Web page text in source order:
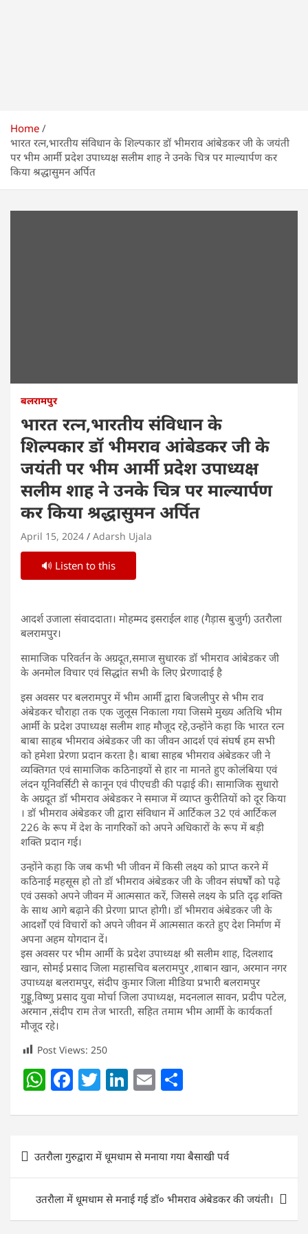
Home
भारत रत्न,भारतीय संविधान के शिल्पकार डॉ भीमराव आंबेडकर जी के जयंती
पर भीम आर्मी प्रदेश उपाध्यक्ष सलीम शाह ने उनके चित्र पर माल्यार्पण कर
किया श्रद्धासुमन अर्पित
बलरामपुर
भारत रत्न,भारतीय संविधान के
शिल्पकार डॉ भीमराव आंबेडकर जी के
जयंती पर भीम आर्मी प्रदेश उपाध्यक्ष
सलीम शाह ने उनके चित्र पर माल्यार्पण
कर किया श्रद्धासुमन अर्पित
April 15, 2024 Adarsh Ujala
🔊 Listen to this
आदर्श उजाला संवाददाता। मोहम्मद इसराईल शाह (गैड़ास बुजुर्ग) उतरौला
बलरामपुर।
सामाजिक परिवर्तन के अग्रदूत,समाज सुधारक डॉ भीमराव आंबेडकर जी
के अनमोल विचार एवं सिद्धांत सभी के लिए प्रेरणादाई है
इस अवसर पर बलरामपुर में भीम आर्मी द्वारा बिजलीपुर से भीम राव
अंबेडकर चौराहा तक एक जुलूस निकाला गया जिसमे मुख्य अतिथि भीम
आर्मी के प्रदेश उपाध्यक्ष सलीम शाह मौजूद रहे,उन्होंने कहा कि भारत रत्न
बाबा साहब भीमराव अंबेडकर जी का जीवन आदर्श एवं संघर्ष हम सभी
को हमेशा प्रेरणा प्रदान करता है। बाबा साहब भीमराव अंबेडकर जी ने
व्यक्तिगत एवं सामाजिक कठिनाइयों से हार ना मानते हुए कोलंबिया एवं
लंदन यूनिवर्सिटी से कानून एवं पीएचडी की पढ़ाई की। सामाजिक सुधारो
के अग्रदूत डॉ भीमराव अंबेडकर ने समाज में व्याप्त कुरीतियों को दूर किया
। डॉ भीमराव अंबेडकर जी द्वारा संविधान में आर्टिकल 32 एवं आर्टिकल
226 के रूप में देश के नागरिकों को अपने अधिकारों के रूप में बड़ी
शक्ति प्रदान गई।
उन्होंने कहा कि जब कभी भी जीवन में किसी लक्ष्य को प्राप्त करने में
कठिनाई महसूस हो तो डॉ भीमराव अंबेडकर जी के जीवन संघर्षों को पढ़े
एवं उसको अपने जीवन में आत्मसात करें, जिससे लक्ष्य के प्रति दृढ़ शक्ति
के साथ आगे बढ़ाने की प्रेरणा प्राप्त होगी। डॉ भीमराव अंबेडकर जी के
आदर्शों एवं विचारों को अपने जीवन में आत्मसात करते हुए देश निर्माण में
अपना अहम योगदान दें।
इस अवसर पर भीम आर्मी के प्रदेश उपाध्यक्ष श्री सलीम शाह, दिलशाद
खान, सोमई प्रसाद जिला महासचिव बलरामपुर ,शाबान खान, अरमान नगर
उपाध्यक्ष बलरामपुर, संदीप कुमार जिला मीडिया प्रभारी बलरामपुर
गुड्डू,विष्णु प्रसाद युवा मोर्चा जिला उपाध्यक्ष, मदनलाल सावन, प्रदीप पटेल,
अरमान ,संदीप राम तेज भारती, सहित तमाम भीम आर्मी के कार्यकर्ता
मौजूद रहे।
Post Views: 250
W
at
s
A
p
p
F
c
e
b
o
o
T
itt
er
Li
k
e
dI
n
E
ai
l
ar
e
Post
navigation
उतरौला गुरुद्वारा में धूमधाम से मनाया गया बैसाखी पर्व
उतरौला में धूमधाम से मनाई गई डॉ० भीमराव अंबेडकर की जयंती।